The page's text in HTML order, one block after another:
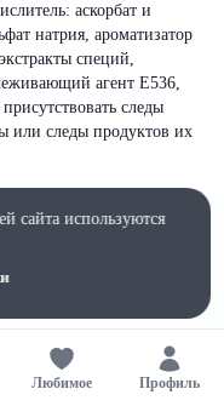
аскорбат и
натрия, ароматизатор
специй,
агент Е536,
следы
или следы продуктов их
Любимое Профиль
сайта используются